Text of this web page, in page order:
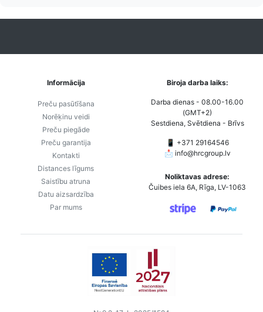
Informācija
Preču pasūtīšana
Norēķinu veidi
Preču piegāde
Preču garantija
Kontakti
Distances līgums
Saistību atruna
Datu aizsardzība
Par mums
Biroja darba laiks:
Darba dienas - 08.00-16.00
(GMT+2)
Sestdiena, Svētdiena - Brīvs
📱 +371 29164546
📩 info@hrcgroup.lv
Noliktavas adrese:
Čuibes iela 6A, Rīga, LV-1063